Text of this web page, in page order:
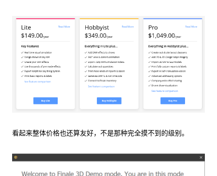
看起来整体价格也还算友好，不是那种完全摸不到的级别。